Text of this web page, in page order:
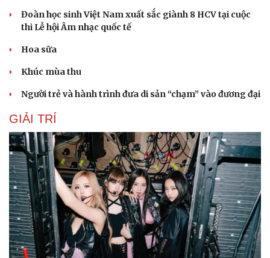
Đoàn học sinh Việt Nam xuất sắc giành 8 HCV tại cuộc
thi Lễ hội Âm nhạc quốc tế
Hoa sữa
Khúc mùa thu
Người trẻ và hành trình đưa di sản “chạm” vào đương đại
GIẢI TRÍ